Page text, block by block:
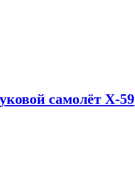
самолёт X-59